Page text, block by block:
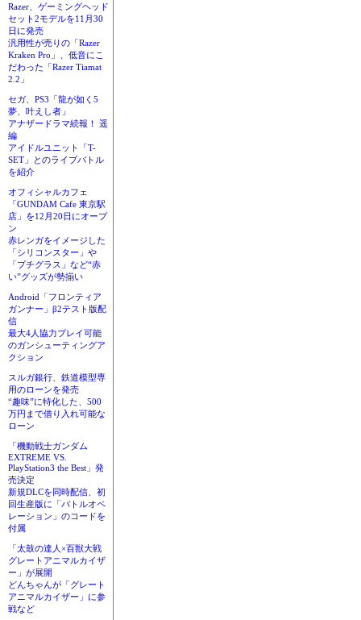
Razer、ゲーミングヘッド
セット2モデルを11月30
日に発売
汎用性が売りの「Razer
Kraken Pro」、低音にこ
だわった「Razer Tiamat
2.2」
セガ、PS3「龍が如く5
夢、叶えし者」
アナザードラマ続報！ 遥
編
アイドルユニット「T-
SET」とのライブバトル
を紹介
オフィシャルカフェ
「GUNDAM Cafe 東京駅
店」を12月20日にオープ
ン
赤レンガをイメージした
「シリコンスター」や
「プチグラス」など“赤
い”グッズが勢揃い
Android「フロンティア
ガンナー」β2テスト版配
信
最大4人協力プレイ可能
のガンシューティングア
クション
スルガ銀行、鉄道模型専
用のローンを発売
“趣味”に特化した、500
万円まで借り入れ可能な
ローン
「機動戦士ガンダム
EXTREME VS.
PlayStation3 the Best」発
売決定
新規DLCを同時配信、初
回生産版に「バトルオペ
レーション」のコードを
付属
「太鼓の達人×百獣大戦
グレートアニマルカイザ
ー」が展開
どんちゃんが「グレート
アニマルカイザー」に参
戦など